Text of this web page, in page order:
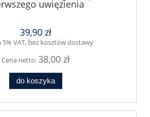
uwięzienia
39,90 zł
5% VAT, bez kosztów dostawy
Cena netto:38,00 zł
do koszyka